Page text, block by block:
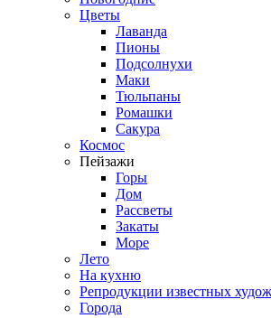
Цветы
Лаванда
Пионы
Подсолнухи
Маки
Тюльпаны
Ромашки
Сакура
Космос
Пейзажи
Горы
Дом
Рассветы
Закаты
Море
Лето
На кухню
Репродукции известных
Города